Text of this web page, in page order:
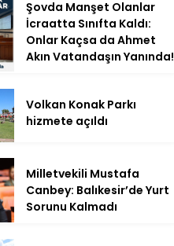
Şovda Manşet Olanlar
İcraatta Sınıfta Kaldı:
Onlar Kaçsa da Ahmet
Akın Vatandaşın Yanında!
Volkan Konak Parkı
hizmete açıldı
Milletvekili Mustafa
Canbey: Balıkesir’de Yurt
Sorunu Kalmadı